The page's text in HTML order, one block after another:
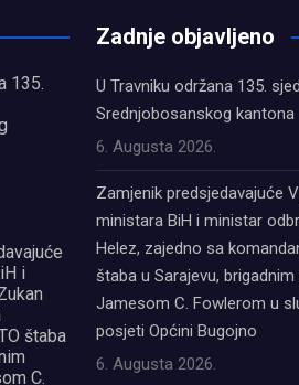
135.
i
štaba
C.
Zadnje objavljeno
U Travniku održana 135.
Srednjobosanskog kantona
6. Augusta 2026.
Zamjenik predsjedavajuće
ministara BiH i ministar
Helez, zajedno sa
štaba u Sarajevu,
Jamesom C. Fowlerom u
posjeti Općini Bugojno
6. Augusta 2026.